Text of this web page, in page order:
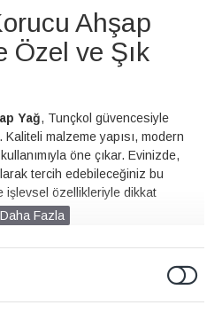
Ahşap
Özel ve Şık
Yağ, Tunçkol güvencesiyle
malzeme yapısı, modern
öne çıkar. Evinizde,
tercih edebileceğiniz bu
işlevsel özellikleriyle dikkat
Ahşap
Alanları